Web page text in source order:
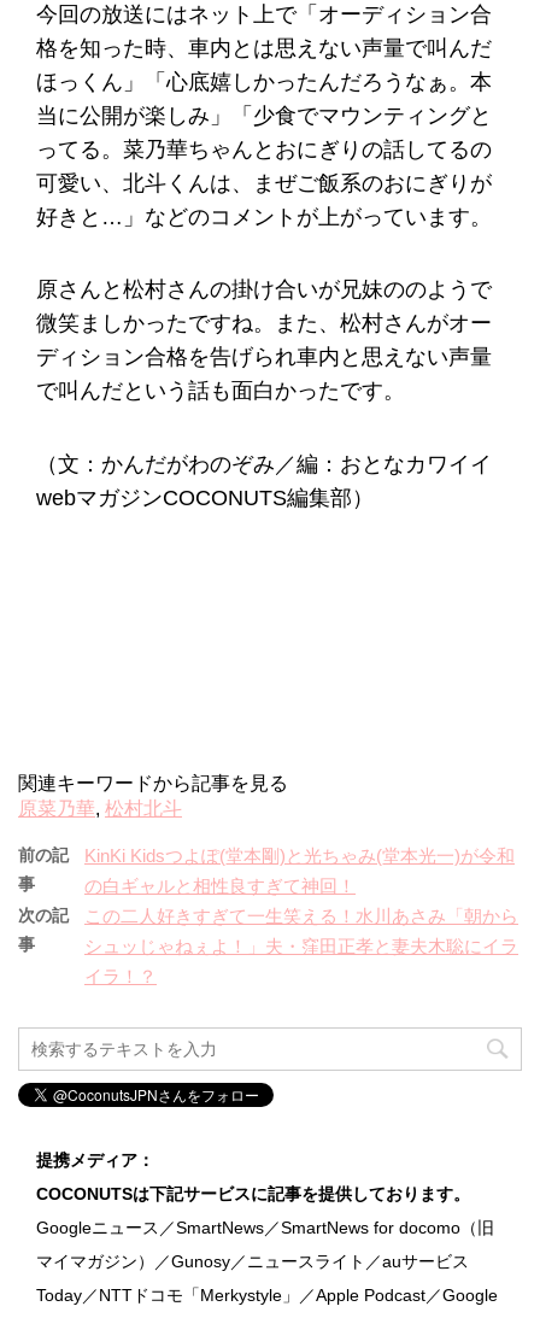
今回の放送にはネット上で「オーディション合
格を知った時、車内とは思えない声量で叫んだ
ほっくん」「心底嬉しかったんだろうなぁ。本
当に公開が楽しみ」「少食でマウンティングと
ってる。菜乃華ちゃんとおにぎりの話してるの
可愛い、北斗くんは、まぜご飯系のおにぎりが
好きと…」などのコメントが上がっています。
原さんと松村さんの掛け合いが兄妹ののようで
微笑ましかったですね。また、松村さんがオー
ディション合格を告げられ車内と思えない声量
で叫んだという話も面白かったです。
（文：かんだがわのぞみ／編：おとなカワイイ
webマガジンCOCONUTS編集部）
関連キーワードから記事を見る
原菜乃華, 松村北斗
前の記
事
KinKi Kidsつよぽ(堂本剛)と光ちゃみ(堂本光一)が令和
の白ギャルと相性良すぎて神回！
次の記
事
この二人好きすぎて一生笑える！水川あさみ「朝から
シュッじゃねぇよ！」夫・窪田正孝と妻夫木聡にイラ
イラ！？
提携メディア：
COCONUTSは下記サービスに記事を提供しております。
Googleニュース／SmartNews／SmartNews for docomo（旧
マイマガジン）／Gunosy／ニュースライト／auサービス
Today／NTTドコモ「Merkystyle」／Apple Podcast／Google